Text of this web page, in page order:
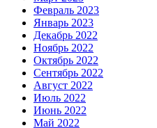
Февраль 2023
Январь 2023
Декабрь 2022
Ноябрь 2022
Октябрь 2022
Сентябрь 2022
Август 2022
Июль 2022
Июнь 2022
Май 2022